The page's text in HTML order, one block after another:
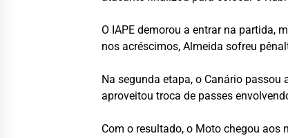
O IAPE demorou a entrar na partida,
nos acréscimos, Almeida sofreu
Na segunda etapa, o Canário
aproveitou troca de passes
Com o resultado, o Moto chegou aos